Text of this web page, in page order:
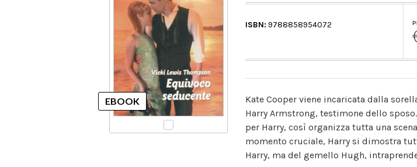
ISBN: 9788858954072
Kate Cooper viene incaricata dalla
Harry Armstrong, testimone dello
per Harry, così organizza tutta una
momento cruciale, Harry si dimostra
Harry, ma del gemello Hugh,